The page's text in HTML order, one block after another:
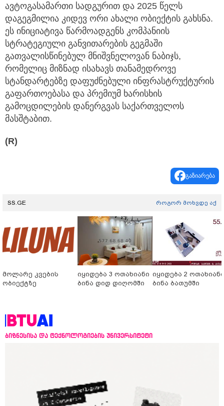
ავტოგასამართი სადგურით და 2025 წელს
დაგეგმილია კიდევ ორი ახალი ობიექტის გახსნა.
ეს ინიციატივა წარმოადგენს კომპანიის
სტრატეგიული განვითარების გეგმაში
გათვალისწინებულ მნიშვნელოვან ნაბიჯს,
რომელიც მიზნად ისახავს თანამედროვე
სტანდარტებზე დაფუძნებული ინფრასტრუქტურის
გაფართოებასა და პრემიუმ ხარისხის
გამოცდილების დანერგვას საქართველოს
მასშტაბით.
(R)
გაზიარება
SS.GE როგორ მოხვდე აქ
მოლარე კვების
ობიექტზე
იყიდება 3 ოთახიანი
ბინა დიდ დიღომში
იყიდება 2 ოთახიანი
ბინა ბათუმში
ბიზნესისა და ტექნოლოგიების უნივერსიტეტი